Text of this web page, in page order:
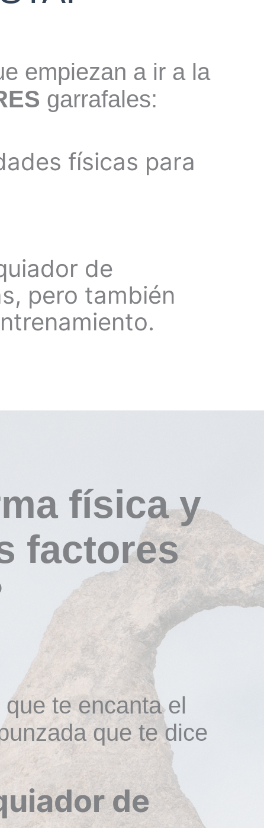
empiezan a ir a la
garrafales:
físicas para
de
pero también
física y
factores
te encanta el
que te dice
de